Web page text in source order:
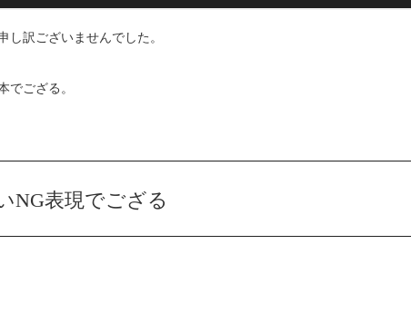
し訳ございませんでした。
でござる。
NG表現でござる